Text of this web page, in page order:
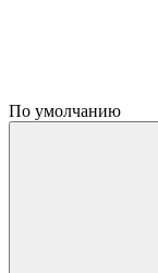
По умолчанию